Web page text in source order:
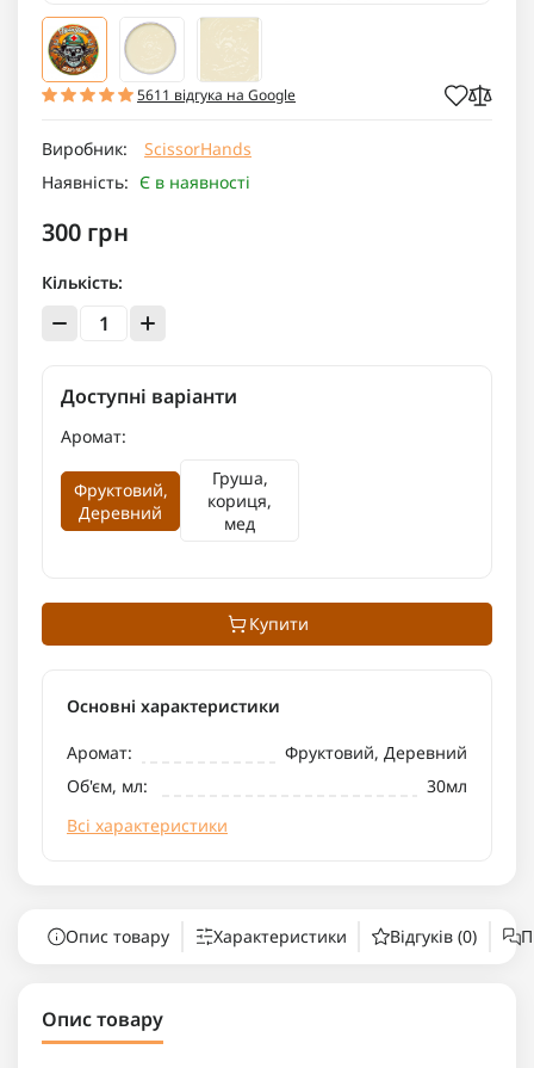
5611 відгука на Google
Виробник:
ScissorHands
Наявність: Є в наявності
300 грн
Кількість:
Доступні варіанти
Аромат:
Фруктовий,
Деревний
Груша,
кориця,
мед
Купити
Основні характеристики
Аромат:
Фруктовий, Деревний
Об'єм, мл:
30мл
Всі характеристики
Опис товару Характеристики Відгуків (0)
Опис товару